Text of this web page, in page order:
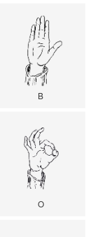
B
O